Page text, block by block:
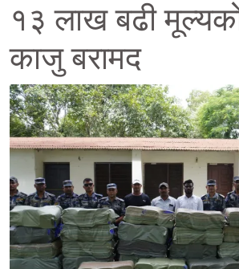
१३ लाख बढी
काजु बरामद